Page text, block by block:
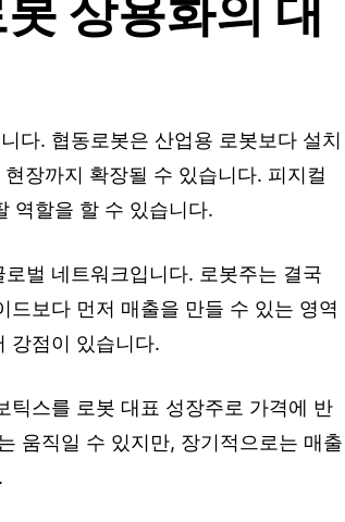
상용화의 대
다. 협동로봇은 산업용 로봇보다 설치
장까지 확장될 수 있습니다. 피지컬
역할을 할 수 있습니다.
벌 네트워크입니다. 로봇주는 결국
드보다 먼저 매출을 만들 수 있는 영역
강점이 있습니다.
틱스를 로봇 대표 성장주로 가격에 반
움직일 수 있지만, 장기적으로는 매출